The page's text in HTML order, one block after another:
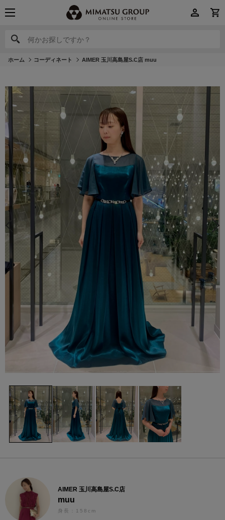
何かお探しですか？
何かお探しですか？
ホーム コーディネート AIMER 玉川高島屋S.C店 muu
AIMER 玉川高島屋S.C店
muu
身長：158cm